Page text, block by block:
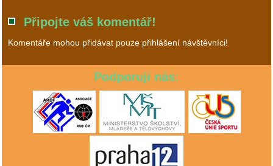
Připojte váš komentář!
Komentáře mohou přidávat pouze přihlášení návštěvníci!
Podporují nás: